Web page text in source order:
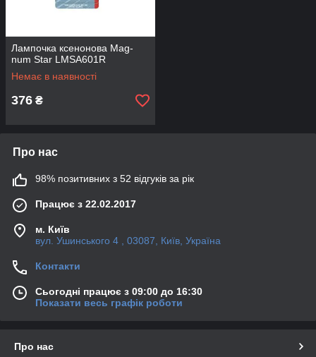
Лампочка ксенонова Mag-
num Star LMSA601R
Немає в наявності
376 ₴
Про нас
98% позитивних з 52 відгуків за рік
Працює з 22.02.2017
м. Київ
вул. Ушинського 4 , 03087, Київ, Україна
Контакти
Сьогодні працює з 09:00 до 16:30
Показати весь графік роботи
Про нас